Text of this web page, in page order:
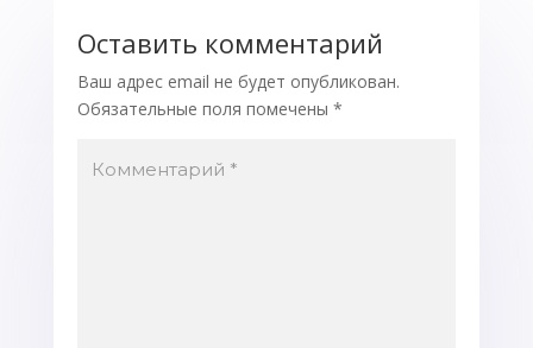
Оставить комментарий
Ваш адрес email не будет опубликован.
Обязательные поля помечены *